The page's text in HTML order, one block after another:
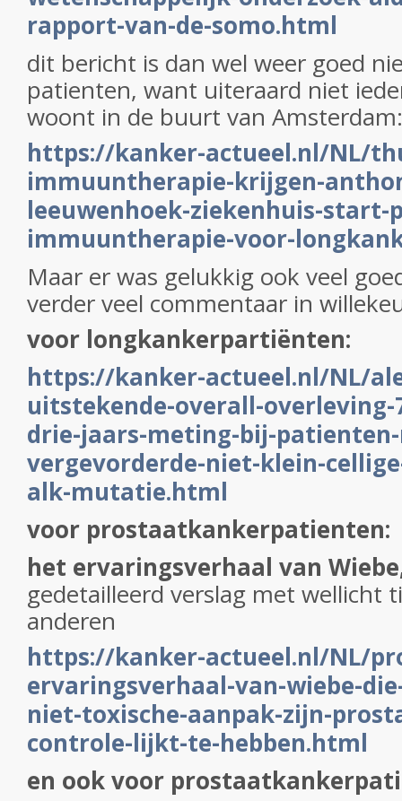
rapport-van-de-somo.html
dit bericht is dan wel weer goed
patienten, want uiteraard niet
woont in de buurt van Amsterdam:
https://kanker-actueel.nl/NL/
immuuntherapie-krijgen-
leeuwenhoek-ziekenhuis-start-
immuuntherapie-voor-
Maar er was gelukkig ook veel
verder veel commentaar in
voor longkankerpartiënten:
https://kanker-actueel.nl/NL/
uitstekende-overall-overleving-
drie-jaars-meting-bij-
vergevorderde-niet-klein-
alk-mutatie.html
voor prostaatkankerpatienten:
het ervaringsverhaal van
gedetailleerd verslag met wellicht
anderen
https://kanker-actueel.nl/NL/
ervaringsverhaal-van-wiebe-
niet-toxische-aanpak-zijn-
controle-lijkt-te-hebben.html
en ook voor